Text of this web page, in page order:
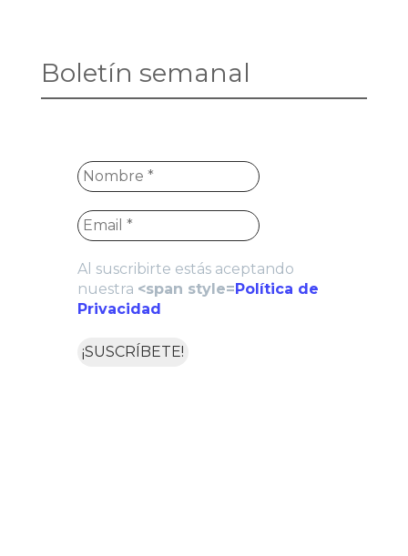
Boletín semanal
Al suscribirte estás aceptando
nuestra <span style=Política de
Privacidad